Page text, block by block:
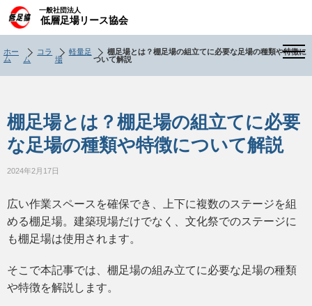
一般社団法人
低層足場リース協会
ホー
ム
コラ
ム
軽量足
場
棚足場とは？棚足場の組立てに必要な足場の種類や特徴に
ついて解説
棚足場とは？棚足場の組立てに必要
な足場の種類や特徴について解説
2024年2月17日
広い作業スペースを確保でき、上下に複数のステージを組
める棚足場。建築現場だけでなく、文化祭でのステージに
も棚足場は使用されます。
そこで本記事では、棚足場の組み立てに必要な足場の種類
や特徴を解説します。